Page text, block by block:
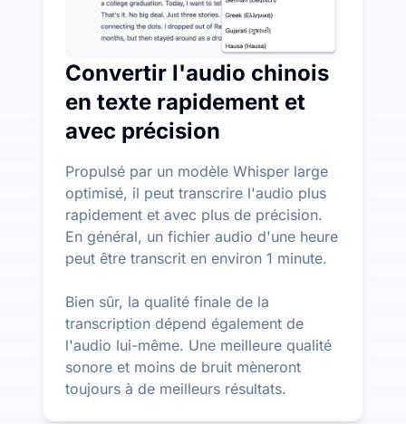
Convertir l'audio chinois
en texte rapidement et
avec précision
Propulsé par un modèle Whisper large
optimisé, il peut transcrire l'audio plus
rapidement et avec plus de précision.
En général, un fichier audio d'une heure
peut être transcrit en environ 1 minute.
Bien sûr, la qualité finale de la
transcription dépend également de
l'audio lui-même. Une meilleure qualité
sonore et moins de bruit mèneront
toujours à de meilleurs résultats.